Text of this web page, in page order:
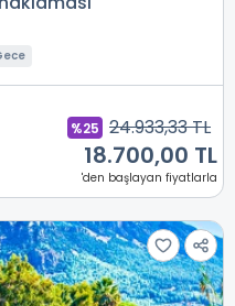
%25 24.933,33 TL
18.700,00 TL
'den başlayan fiyatlarla